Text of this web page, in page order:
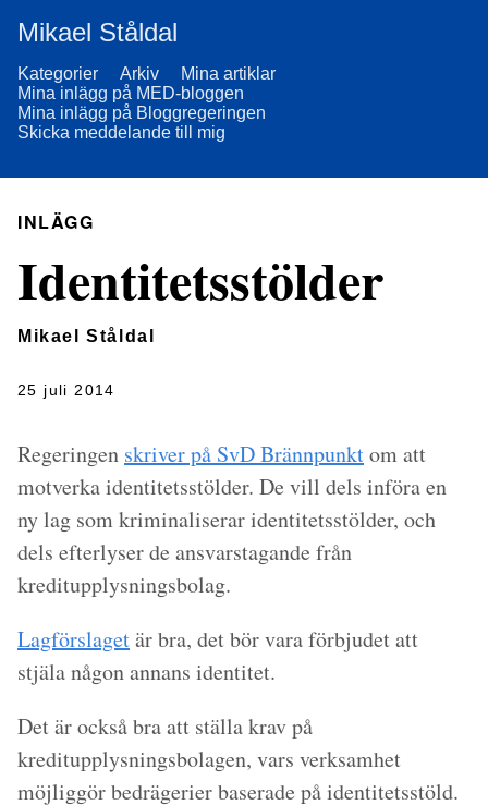
Mikael Ståldal
Kategorier Arkiv
Mina artiklar
Mina inlägg på MED-bloggen
Mina inlägg på Bloggregeringen
Skicka meddelande till mig
INLÄGG
Identitetsstölder
Mikael Ståldal
25 juli 2014
Regeringen skriver på SvD Brännpunktom att
motverka identitetsstölder. De vill dels införa en
ny lag som kriminaliserar identitetsstölder, och
dels efterlyser de ansvarstagande från
kreditupplysningsbolag.
Lagförslagetär bra, det bör vara förbjudet att
stjäla någon annans identitet.
Det är också bra att ställa krav på
kreditupplysningsbolagen, vars verksamhet
möjliggör bedrägerier baserade på identitetsstöld.